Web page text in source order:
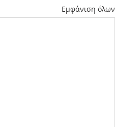
Εμφάνιση όλων